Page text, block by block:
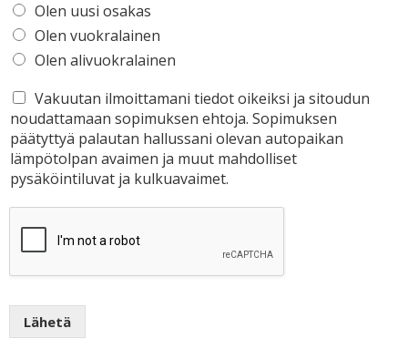
Olen uusi osakas
Olen vuokralainen
Olen alivuokralainen
Vakuutan ilmoittamani tiedot oikeiksi ja sitoudun
noudattamaan sopimuksen ehtoja. Sopimuksen
päätyttyä palautan hallussani olevan autopaikan
lämpötolpan avaimen ja muut mahdolliset
pysäköintiluvat ja kulkuavaimet.
Lähetä